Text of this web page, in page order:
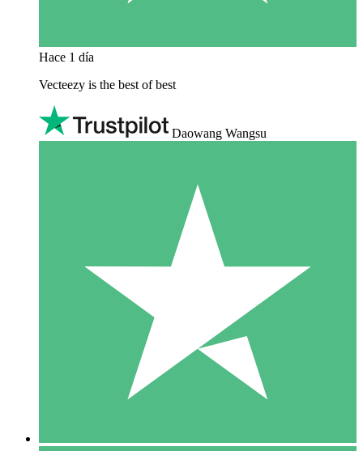
Hace 1 día
Vecteezy is the best of best
Daowang Wangsu